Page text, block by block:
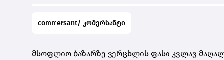
commersant/ კომერსანტი
მსოფლიო ბაზარზე ვერცხლის ფასი კვლავ